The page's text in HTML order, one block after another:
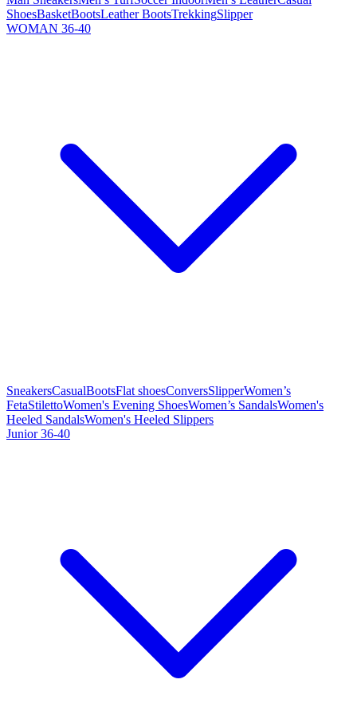
ShoesBasketBootsLeather BootsTrekkingSlipper
WOMAN 36-40
SneakersCasualBootsFlat shoesConversSlipperWomen’s
FetaStilettoWomen's Evening ShoesWomen’s SandalsWomen's
Heeled SandalsWomen's Heeled Slippers
Junior 36-40